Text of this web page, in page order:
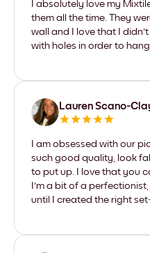
I absolutely love my
them all the time. They
wall and I love that I
with holes in order to
Lauren Scano-
I am obsessed with our
such good quality, look
to put up. I love that you
I'm a bit of a
until I created the right